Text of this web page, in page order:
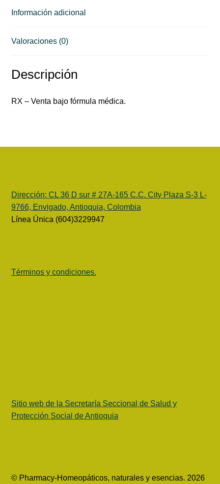
Información adicional
Valoraciones (0)
Descripción
RX – Venta bajo fórmula médica.
Dirección: CL 36 D sur # 27A-165 C.C. City Plaza S-3 L-
9766, Envigado, Antioquia, Colombia
Línea Única (604)3229947
Términos y condiciones.
Sitio web de la Secretaría Seccional de Salud y
Protección Social de Antioquia
© Pharmacy-Homeopáticos, naturales y esencias. 2026